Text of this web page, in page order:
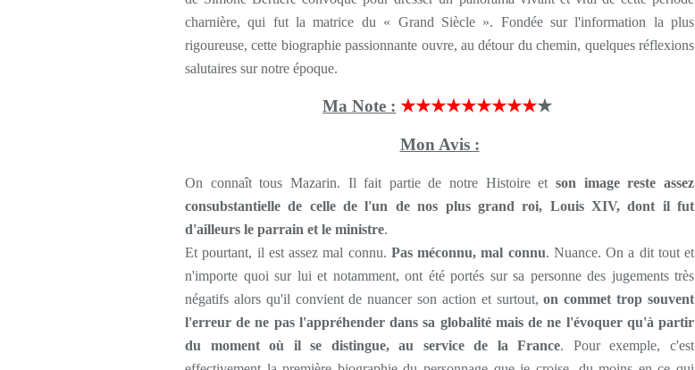
charnière, qui fut la matrice du « Grand Siècle ». Fondée sur l'information la plus
rigoureuse, cette biographie passionnante ouvre, au détour du chemin, quelques réflexions
salutaires sur notre époque.
Ma Note : ★★★★★★★★★★
Mon Avis :
On connaît tous Mazarin. Il fait partie de notre Histoire etson image reste assez
consubstantielle de celle de l'un de nos plus grand roi, Louis XIV, dont il fut
d'ailleurs le parrain et le ministre.
Et pourtant, il est assez mal connu. Pas méconnu, mal connu. Nuance. On a dit tout et
n'importe quoi sur lui et notamment, ont été portés sur sa personne des jugements très
négatifs alors qu'il convient de nuancer son action et surtout,on commet trop souvent
l'erreur de ne pas l'appréhender dans sa globalité mais de ne l'évoquer qu'à partir
du moment où il se distingue, au service de la France. Pour exemple, c'est